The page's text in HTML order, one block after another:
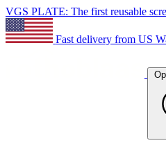
VGS PLATE: The first reusable
Fast delivery from US